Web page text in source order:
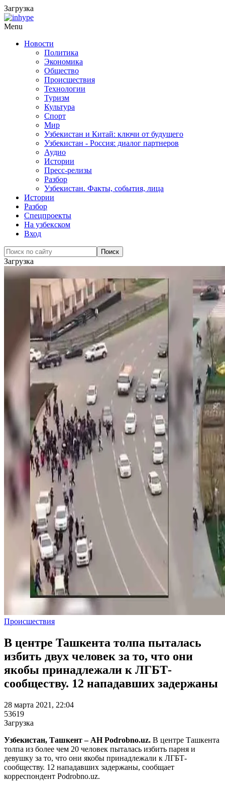
Загрузка
Menu
Новости
Политика
Экономика
Общество
Происшествия
Технологии
Туризм
Культура
Спорт
Мир
Узбекистан и Китай: ключи от будущего
Узбекистан - Россия: диалог партнеров
Аудио
Истории
Пресс-релизы
Разбор
Узбекистан. Факты, события, лица
Истории
Разбор
Спецпроекты
На узбекском
Вход
Загрузка
Происшествия
В центре Ташкента толпа пыталась
избить двух человек за то, что они
якобы принадлежали к ЛГБТ-
сообществу. 12 нападавших задержаны
28 марта 2021, 22:04
53619
Загрузка
Узбекистан, Ташкент – АН Podrobno.uz. В центре Ташкента
толпа из более чем 20 человек пыталась избить парня и
девушку за то, что они якобы принадлежали к ЛГБТ-
сообществу. 12 нападавших задержаны, сообщает
корреспондент Podrobno.uz.